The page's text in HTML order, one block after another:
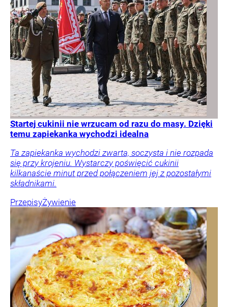
Startej cukinii nie wrzucam od razu do masy. Dzięki
temu zapiekanka wychodzi idealna
Ta zapiekanka wychodzi zwarta, soczysta i nie rozpada
się przy krojeniu. Wystarczy poświęcić cukinii
kilkanaście minut przed połączeniem jej z pozostałymi
składnikami.
PrzepisyŻywienie